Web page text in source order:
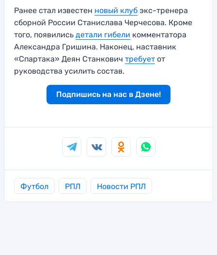
Ранее стал известен новый клуб экс-тренера
сборной России Станислава Черчесова. Кроме
того, появились детали гибели комментатора
Александра Гришина. Наконец, наставник
«Спартака» Деян Станкович требует от
руководства усилить состав.
Подпишись на нас в Дзене!
Футбол РПЛ Новости РПЛ